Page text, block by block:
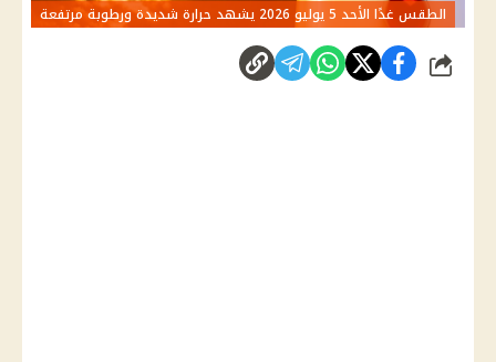
الطقس غدًا الأحد 5 يوليو 2026 يشهد حرارة شديدة ورطوبة مرتفعة
شارك